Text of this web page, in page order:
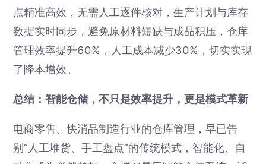
点精准高效，无需人工逐件核对，生产计划与库存
数据实时同步，避免原材料短缺与成品积压，仓库
管理效率提升60%，人工成本减少30%，切实实现
了降本增效。
总结：智能仓储，不只是效率提升，更是模式革新
电商零售、快消品制造行业的仓库管理，早已告
别“人工堆货、手工盘点”的传统模式，智能化、自